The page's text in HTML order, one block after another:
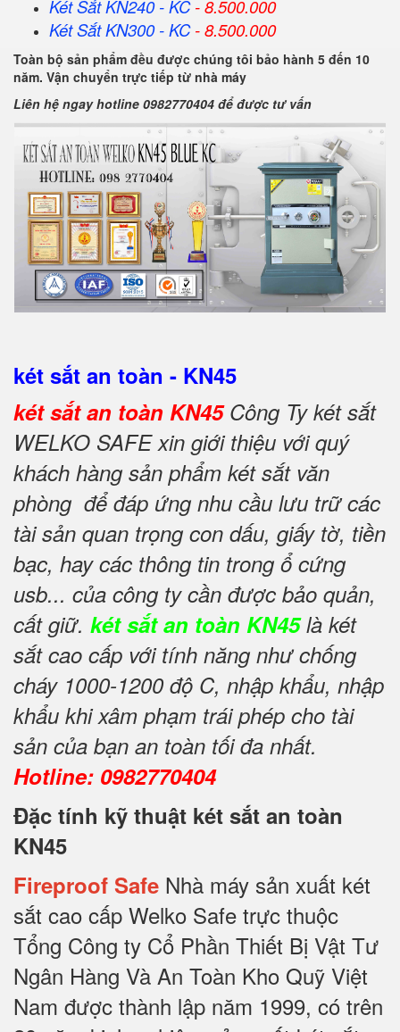
Két Sắt KN240 - KC- 8.500.000
Két Sắt KN300 - KC- 8.500.000
Toàn bộ sản phẩm đều được chúng tôi bảo hành 5 đến 10
năm. Vận chuyển trực tiếp từ nhà máy
Liên hệ ngay hotline 0982770404 để được tư vấn
két sắt an toàn - KN45
két sắt an toàn KN45Công Ty két sắt
WELKO SAFE xin giới thiệu với quý
khách hàng sản phẩm két sắt văn
phòng để đáp ứng nhu cầu lưu trữ các
tài sản quan trọng con dấu, giấy tờ, tiền
bạc, hay các thông tin trong ổ cứng
usb... của công ty cần được bảo quản,
cất giữ. két sắt an toàn KN45là két
sắt cao cấp với tính năng như chống
cháy 1000-1200 độ C, nhập khẩu, nhập
khẩu khi xâm phạm trái phép cho tài
sản của bạn an toàn tối đa nhất.
Hotline: 0982770404
Đặc tính kỹ thuật két sắt an toàn
KN45
Fireproof Safe Nhà máy sản xuất két
sắt cao cấp Welko Safe trực thuộc
Tổng Công ty Cổ Phần Thiết Bị Vật Tư
Ngân Hàng Và An Toàn Kho Quỹ Việt
Nam được thành lập năm 1999, có trên